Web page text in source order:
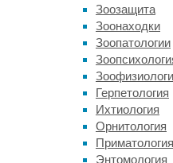
Зоозащита
Зоонаходки
Зоопатологии
Герпетология
Ихтиология
Орнитология
Приматология
Энтомология
пепел
огромные
площади
лесов
прочей
растительности.
Самыми